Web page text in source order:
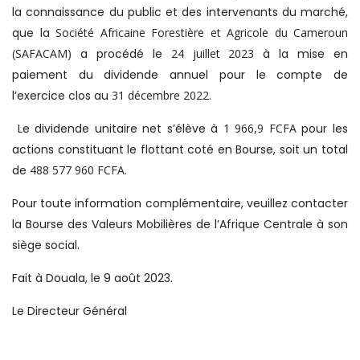
la connaissance du public et des intervenants du marché,
que la Société Africaine Forestière et Agricole du Cameroun
(SAFACAM) a procédé le 24 juillet 2023
à la mise en
paiement du dividende annuel pour le compte de
l’exercice clos au 31 décembre 2022.
Le dividende unitaire net s’élève à 1 966,9 FCFApour les
actions constituant le flottant coté en Bourse, soit un total
de 488 577 960 FCFA.
Pour toute information complémentaire, veuillez contacter
la Bourse des Valeurs Mobilières de l’Afrique Centrale à son
siège social.
Fait à Douala, le 9 août 2023.
Le Directeur Général